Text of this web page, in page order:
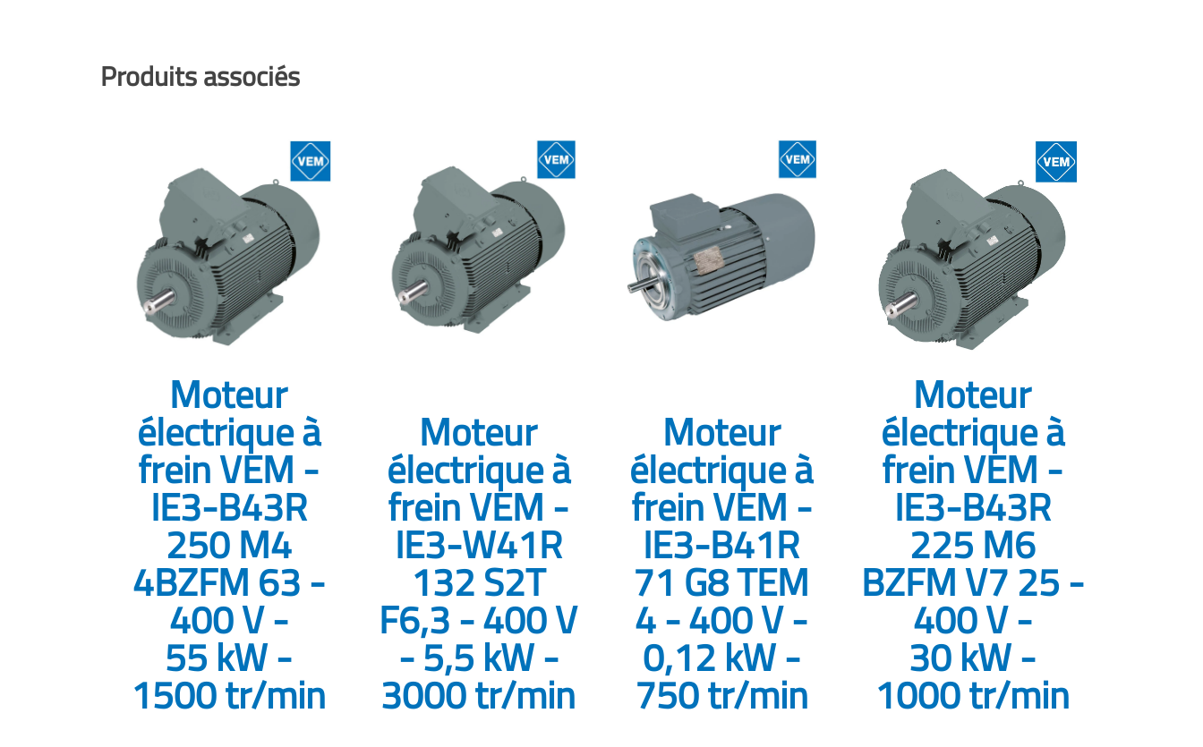
Produits associés
Moteur
électrique à
frein VEM -
IE3-B43R
250 M4
4BZFM 63 -
400 V -
55 kW -
1500 tr/min
Moteur
électrique à
frein VEM -
IE3-W41R
132 S2T
F6,3 - 400 V
- 5,5 kW -
3000 tr/min
Moteur
électrique à
frein VEM -
IE3-B41R
71 G8 TEM
4 - 400 V -
0,12 kW -
750 tr/min
Moteur
électrique à
frein VEM -
IE3-B43R
225 M6
BZFM V7 25 -
400 V -
30 kW -
1000 tr/min